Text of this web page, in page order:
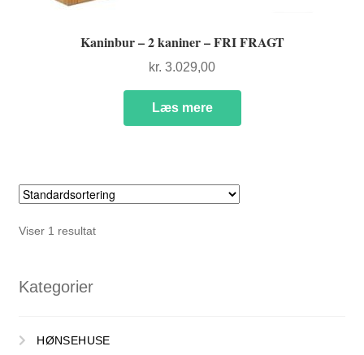
NYTTIG VIDEN
Kaninbur – 2 kaniner – FRI FRAGT
kr. 3.029,00
Læs mere
Viser 1 resultat
Kategorier
HØNSEHUSE